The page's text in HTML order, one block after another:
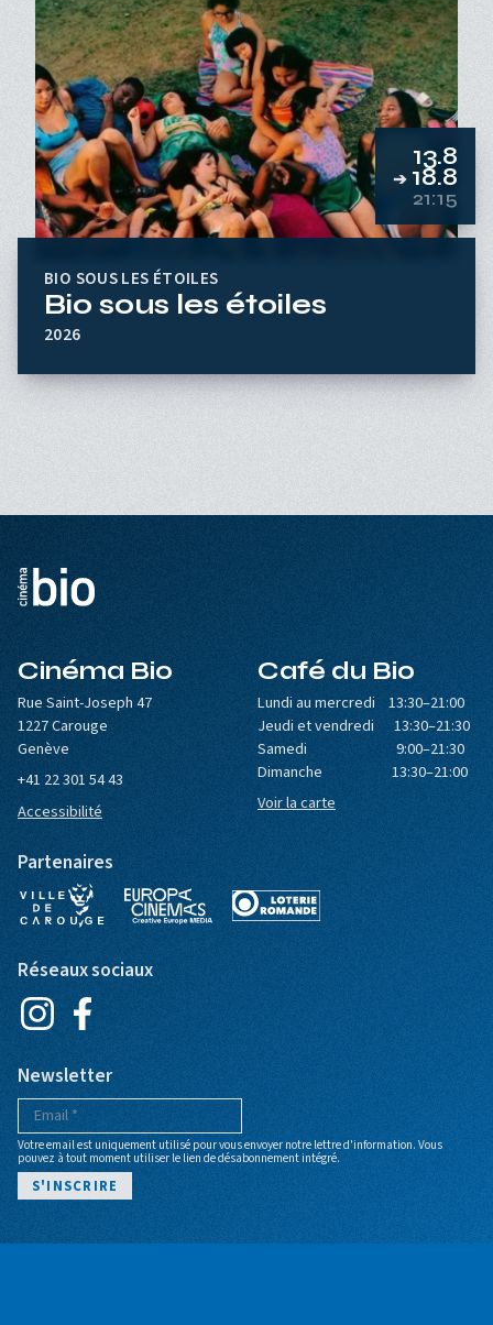
13.8
➔ 18.8
21:15
BIO SOUS LES ÉTOILES
Bio sous les étoiles
2026
Cinéma Bio
Rue Saint-Joseph 47
1227 Carouge
Genève
+41 22 301 54 43
Accessibilité
Café du Bio
Lundi au mercredi 13:30–21:00
Jeudi et vendredi 13:30–21:30
Samedi 9:00–21:30
Dimanche 13:30–21:00
Voir la carte
Partenaires
Réseaux sociaux
Newsletter
Votre email est uniquement utilisé pour vous envoyer notre lettre d'information. Vous
pouvez à tout moment utiliser le lien de désabonnement intégré.